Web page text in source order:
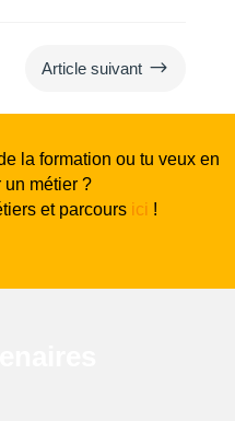
Article suivant $
la formation ou tu veux en
un métier ?
et parcours ici !